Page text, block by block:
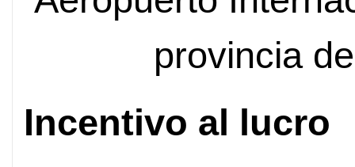
provincia
Incentivo al lucro